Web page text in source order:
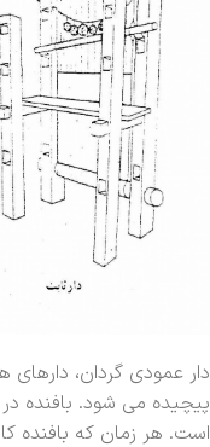
دار عمودی گردان، دارهای
پیچیده می شود. بافنده
است. هر زمان که بافنده